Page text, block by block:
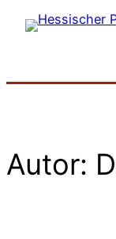
Zum
Inhalt
Autor: